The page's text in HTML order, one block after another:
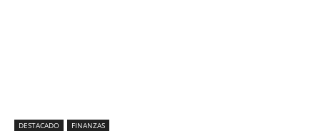
DESTACADO FINANZAS